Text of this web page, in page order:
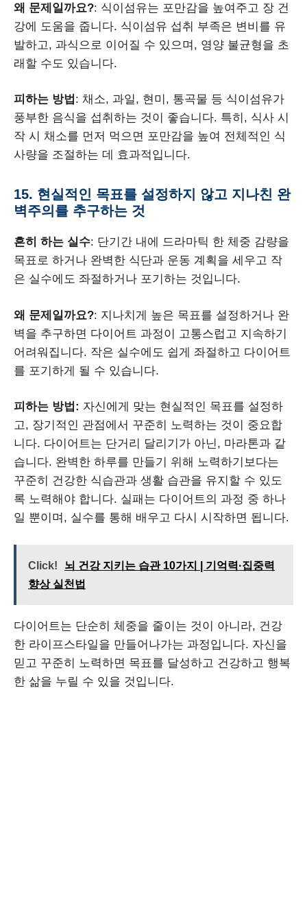
왜 문제일까요?: 식이섬유는 포만감을 높여주고 장 건
강에 도움을 줍니다. 식이섬유 섭취 부족은 변비를 유
발하고, 과식으로 이어질 수 있으며, 영양 불균형을 초
래할 수도 있습니다.
피하는 방법 : 채소, 과일, 현미, 통곡물 등 식이섬유가
풍부한 음식을 섭취하는 것이 좋습니다. 특히, 식사 시
작 시 채소를 먼저 먹으면 포만감을 높여 전체적인 식
사량을 조절하는 데 효과적입니다.
15. 현실적인 목표를 설정하지 않고 지나친 완
벽주의를 추구하는 것
흔히 하는 실수: 단기간 내에 드라마틱 한 체중 감량을
목표로 하거나 완벽한 식단과 운동 계획을 세우고 작
은 실수에도 좌절하거나 포기하는 것입니다.
왜 문제일까요?: 지나치게 높은 목표를 설정하거나 완
벽을 추구하면 다이어트 과정이 고통스럽고 지속하기
어려워집니다. 작은 실수에도 쉽게 좌절하고 다이어트
를 포기하게 될 수 있습니다.
피하는 방법: 자신에게 맞는 현실적인 목표를 설정하
고, 장기적인 관점에서 꾸준히 노력하는 것이 중요합
니다. 다이어트는 단거리 달리기가 아닌, 마라톤과 같
습니다. 완벽한 하루를 만들기 위해 노력하기보다는
꾸준히 건강한 식습관과 생활 습관을 유지할 수 있도
록 노력해야 합니다. 실패는 다이어트의 과정 중 하나
일 뿐이며, 실수를 통해 배우고 다시 시작하면 됩니다.
Click!
뇌 건강 지키는 습관 10가지 | 기억력·집중력
향상 실천법
다이어트는 단순히 체중을 줄이는 것이 아니라, 건강
한 라이프스타일을 만들어나가는 과정입니다. 자신을
믿고 꾸준히 노력하면 목표를 달성하고 건강하고 행복
한 삶을 누릴 수 있을 것입니다.